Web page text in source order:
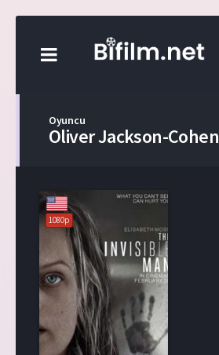
Oyuncu
Oliver Jackson-Cohen
1080p